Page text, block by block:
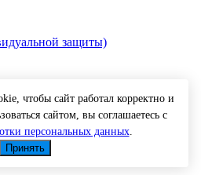
защиты)
оптом с доставкой. Все права
чтобы сайт работал корректно и
сайтом, вы соглашаетесь с
персональных данных.
Принять